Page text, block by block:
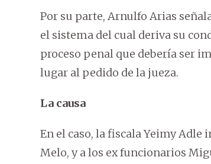
Por su parte, Arnulfo Arias
el sistema del cual deriva su
proceso penal que debería ser
lugar al pedido de la jueza.
La causa
En el caso, la fiscala Yeimy
Melo, y a los ex funcionarios